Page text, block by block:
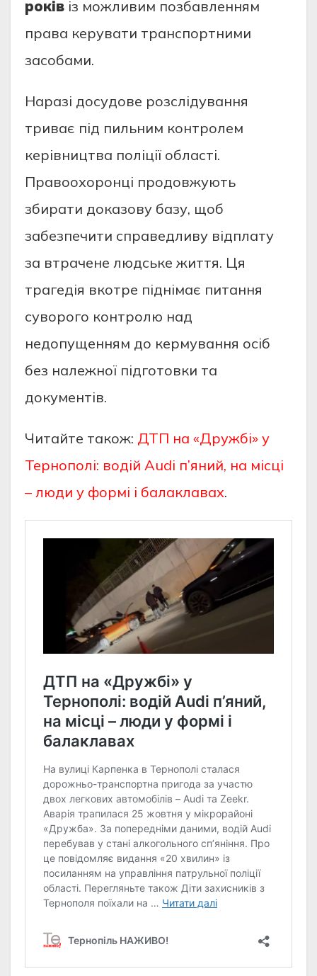
років із можливим позбавленням
права керувати транспортними
засобами.
Наразі досудове розслідування
триває під пильним контролем
керівництва поліції області.
Правоохоронці продовжують
збирати доказову базу, щоб
забезпечити справедливу відплату
за втрачене людське життя. Ця
трагедія вкотре піднімає питання
суворого контролю над
недопущенням до кермування осіб
без належної підготовки та
документів.
Читайте також: ДТП на «Дружбі» у
Тернополі: водій Audi п’яний, на місці
– люди у формі і балаклавах.